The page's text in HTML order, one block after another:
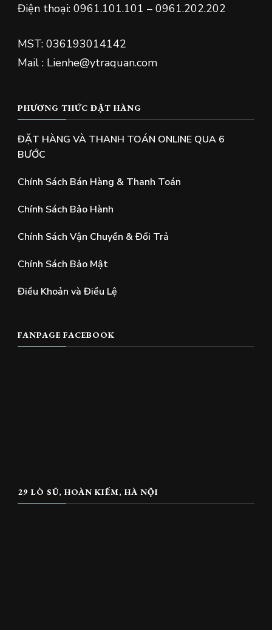
Điện thoại: 0961.101.101 – 0961.202.202
MST: 036193014142
Mail : Lienhe@ytraquan.com
PHƯƠNG THỨC ĐẶT HÀNG
ĐẶT HÀNG VÀ THANH TOÁN ONLINE QUA 6
BƯỚC
Chính Sách Bán Hàng & Thanh Toán
Chính Sách Bảo Hành
Chính Sách Vận Chuyển & Đổi Trả
Chính Sách Bảo Mật
Điều Khoản và Điều Lệ
FANPAGE FACEBOOK
29 LÒ SŨ, HOÀN KIẾM, HÀ NỘI